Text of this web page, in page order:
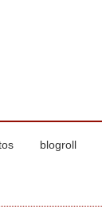
blogroll